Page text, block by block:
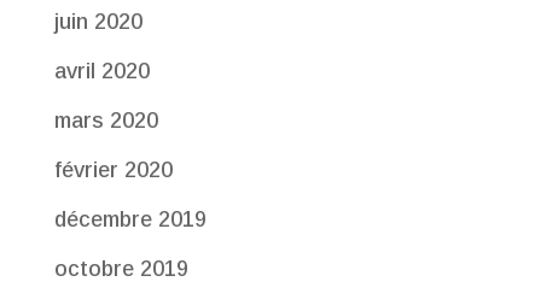
juin 2020
avril 2020
mars 2020
février 2020
décembre 2019
octobre 2019